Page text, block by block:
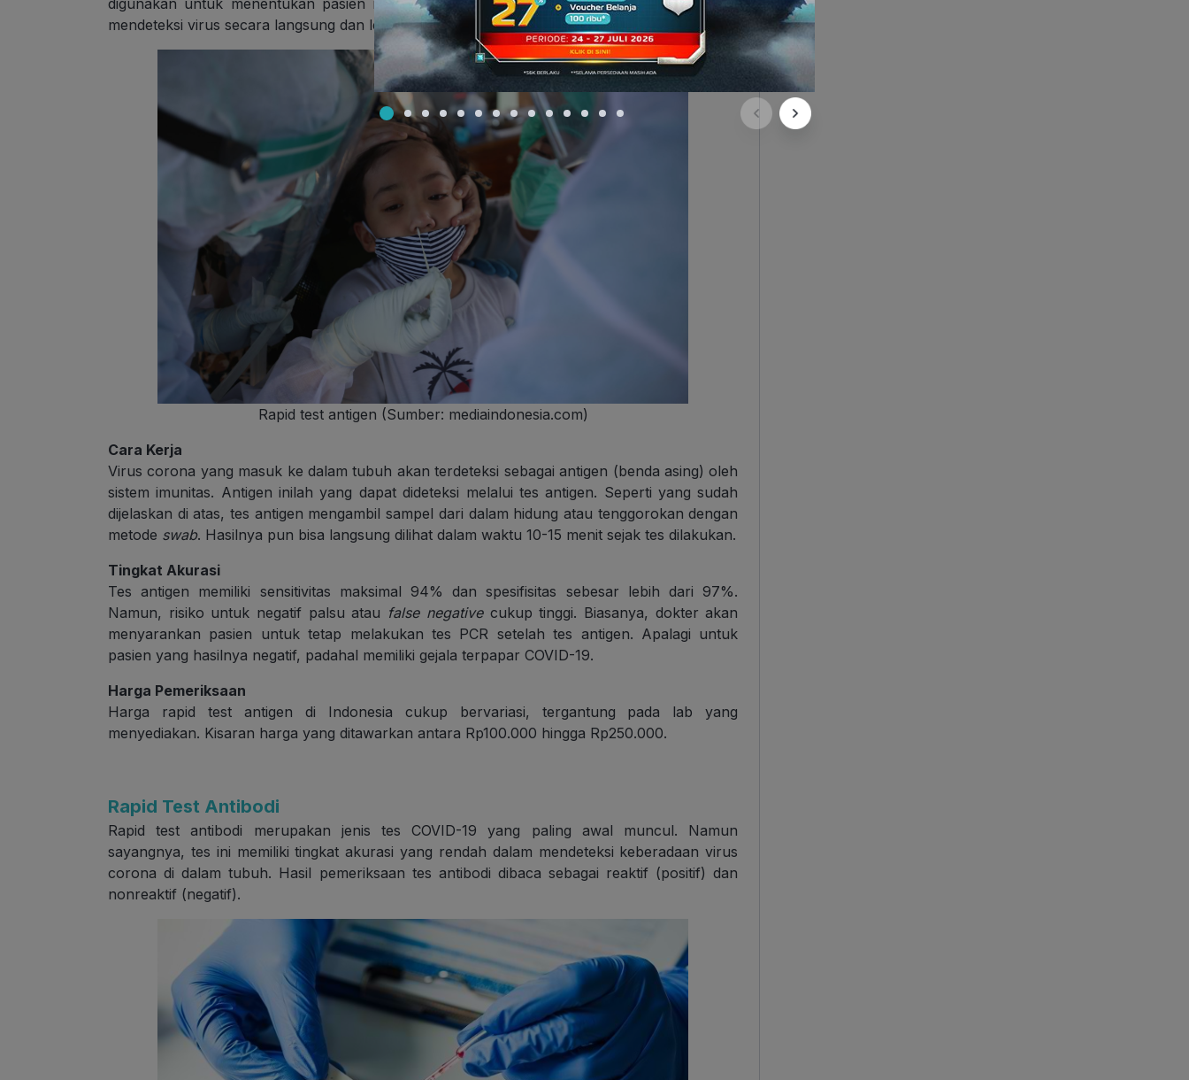
mendeteksi virus secara langsung dan lebih cepat dibandingkan dengan PCR.
Rapid test antigen (Sumber: mediaindonesia.com)
Cara Kerja
Virus corona yang masuk ke dalam tubuh akan terdeteksi sebagai antigen (benda asing) oleh
sistem imunitas. Antigen inilah yang dapat dideteksi melalui tes antigen. Seperti yang sudah
dijelaskan di atas, tes antigen mengambil sampel dari dalam hidung atau tenggorokan dengan
metode swab. Hasilnya pun bisa langsung dilihat dalam waktu 10-15 menit sejak tes dilakukan.
Tingkat Akurasi
Tes antigen memiliki sensitivitas maksimal 94% dan spesifisitas sebesar lebih dari 97%.
Namun, risiko untuk negatif palsu atau false negativecukup tinggi. Biasanya, dokter akan
menyarankan pasien untuk tetap melakukan tes PCR setelah tes antigen. Apalagi untuk
pasien yang hasilnya negatif, padahal memiliki gejala terpapar COVID-19.
Harga Pemeriksaan
Harga rapid test antigen di Indonesia cukup bervariasi, tergantung pada lab yang
menyediakan. Kisaran harga yang ditawarkan antara Rp100.000 hingga Rp250.000.
Rapid Test Antibodi
Rapid test antibodi merupakan jenis tes COVID-19 yang paling awal muncul. Namun
sayangnya, tes ini memiliki tingkat akurasi yang rendah dalam mendeteksi keberadaan virus
corona di dalam tubuh. Hasil pemeriksaan tes antibodi dibaca sebagai reaktif (positif) dan
nonreaktif (negatif).